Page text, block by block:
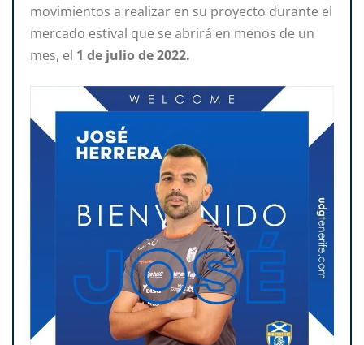
movimientos a realizar en su proyecto durante el
mercado estival que se abrirá en menos de un
mes, el 1 de julio de 2022.